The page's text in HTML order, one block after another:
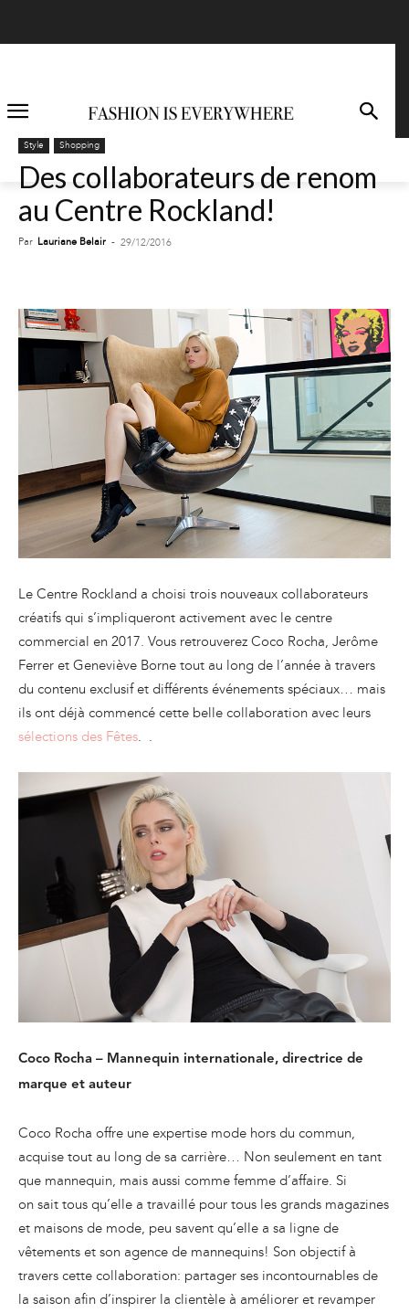
Style Shopping
Des collaborateurs de renom
au Centre Rockland!
Par Lauriane Belair - 29/12/2016
Le Centre Rockland a choisi trois nouveaux collaborateurs
créatifs qui s’impliqueront activement avec le centre
commercial en 2017. Vous retrouverez Coco Rocha, Jerôme
Ferrer et Geneviève Borne tout au long de l’année à travers
du contenu exclusif et différents événements spéciaux… mais
ils ont déjà commencé cette belle collaboration avec leurs
sélections des Fêtes. .
Coco Rocha – Mannequin internationale, directrice de
marque et auteur
Coco Rocha offre une expertise mode hors du commun,
acquise tout au long de sa carrière… Non seulement en tant
que mannequin, mais aussi comme femme d’affaire. Si
on sait tous qu’elle a travaillé pour tous les grands magazines
et maisons de mode, peu savent qu’elle a sa ligne de
vêtements et son agence de mannequins! Son objectif à
travers cette collaboration: partager ses incontournables de
la saison afin d’inspirer la clientèle à améliorer et revamper